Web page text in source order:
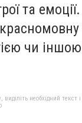
та
чи
необхідний текст